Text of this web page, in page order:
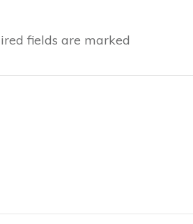
fields are marked